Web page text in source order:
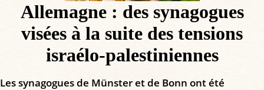
Allemagne : des synagogues
visées à la suite des tensions
israélo-palestiniennes
Les synagogues de Münster et de Bonn ont été